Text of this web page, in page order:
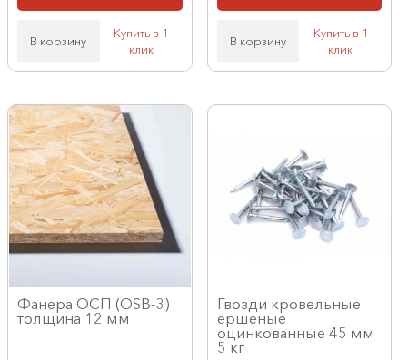
В корзину
Купить в 1
клик
В корзину
Купить в 1
клик
Фанера ОСП (OSB-3)
толщина 12 мм
Гвозди кровельные
ершеные
оцинкованные 45 мм
5 кг